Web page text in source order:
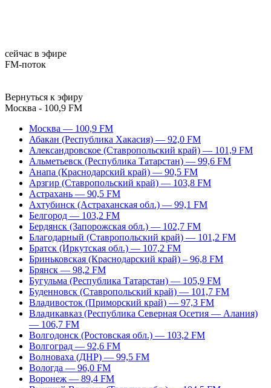
сейчас в эфире
FM-поток
Вернуться к эфиру
Москва - 100,9 FM
Москва — 100,9 FM
Абакан (Республика Хакасия) — 92,0 FM
Александровское (Ставропольский край) — 101,9 FM
Альметьевск (Республика Татарстан) — 99,6 FM
Анапа (Краснодарский край) — 90,5 FM
Арзгир (Ставропольский край) — 103,8 FM
Астрахань — 90,5 FM
Ахтубинск (Астраханская обл.) — 99,1 FM
Белгород — 103,2 FM
Бердянск (Запорожская обл.) — 102,7 FM
Благодарный (Ставропольский край) — 101,2 FM
Братск (Иркутская обл.) — 107,2 FM
Бриньковская (Краснодарский край) – 96,8 FM
Брянск — 98,2 FM
Бугульма (Республика Татарстан) — 105,9 FM
Буденновск (Ставропольский край) — 101,7 FM
Владивосток (Приморский край) — 97,3 FM
Владикавказ (Республика Северная Осетия — Алания)
— 106,7 FM
Волгодонск (Ростовская обл.) — 103,2 FM
Волгоград — 92,6 FM
Волноваха (ДНР) — 99,5 FM
Вологда — 96,0 FM
Воронеж — 89,4 FM